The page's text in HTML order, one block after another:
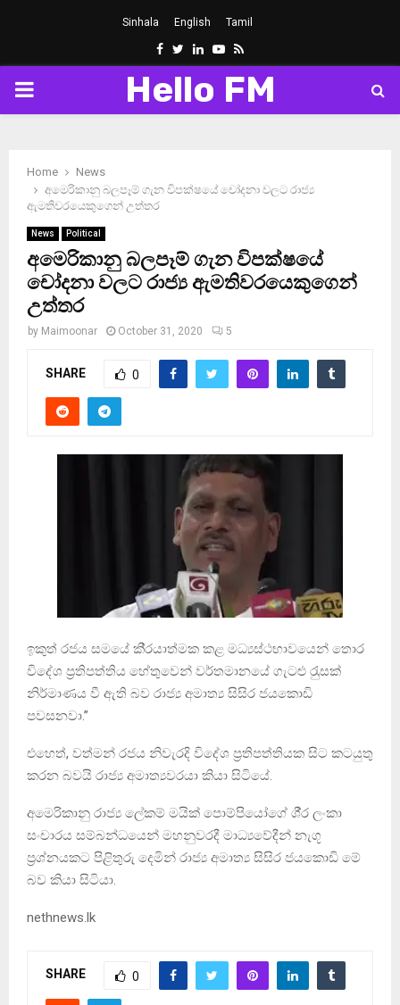
Sinhala English Tamil
Facebook
Twitter
LinkedinYoutube
Rss
PRIMARY
Hello FM
Home
News
අමෙරිකානු බලපෑම් ගැන විපක්ෂයේ චෝදනා වලට රාජ්‍ය
ඇමතිවරයෙකුගෙන් උත්තර
News Political
අමෙරිකානු බලපෑම් ගැන විපක්ෂයේ
චෝදනා වලට රාජ්‍ය ඇමතිවරයෙකුගෙන්
උත්තර
by Maimoonar October 31, 2020 5
SHARE 0
ඉකුත් රජය සමයේ කි‍්‍රයාත්මක කළ මධ්‍යස්ථභාවයෙන් තොර
විදේශ ප‍්‍රතිපත්තිය හේතුවෙන් වර්තමානයේ ගැටළු රැුසක්
නිර්මාණය වී ඇති බව රාජ්‍ය අමාත්‍ය සිසිර ජයකොඩි
පවසනවා.”
එහෙත්, වත්මන් රජය නිවැරදි විදේශ ප‍්‍රතිපත්තියක සිට කටයුතු
කරන බවයි රාජ්‍ය අමාත්‍යවරයා කියා සිටියේ.
අමෙරිකානු රාජ්‍ය ලේකම් මයික් පොම්පියෝගේ ශී‍්‍ර ලංකා
සංචාරය සම්බන්ධයෙන් මහනුවරදී මාධ්‍යවේදීන් නැගූ
ප‍්‍රශ්නයකට පිළිතුරු දෙමින් රාජ්‍ය අමාත්‍ය සිසිර ජයකොඩි මේ
බව කියා සිටියා.
nethnews.lk
SHARE 0